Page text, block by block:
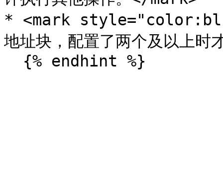
* <mark
地址块，配置了两个及以上时